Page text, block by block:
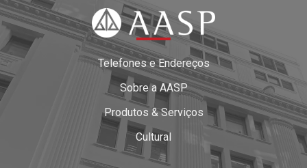
Telefones e Endereços
Sobre a AASP
Produtos & Serviços
Cultural